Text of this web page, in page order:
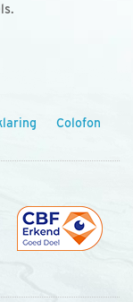
Colofon